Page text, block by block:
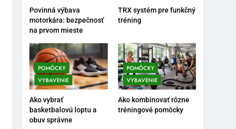
Povinná výbava
motorkára: bezpečnosť
na prvom mieste
TRX systém pre funkčný
tréning
POMÔCKY
VYBAVENIE
Ako vybrať
basketbalovú loptu a
obuv správne
POMÔCKY
VYBAVENIE
Ako kombinovať rôzne
tréningové pomôcky
VYBAVENIE
8
motocyklistov na dlhé
trasy
ENERGIA VYBAVENIE
1
sociálne siete vášňou pre